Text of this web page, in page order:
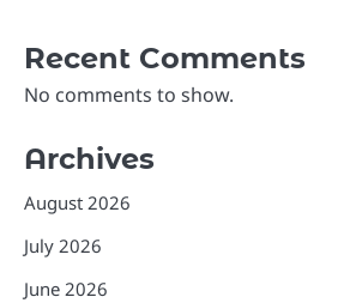
Recent Comments
No comments to show.
Archives
August 2026
July 2026
June 2026